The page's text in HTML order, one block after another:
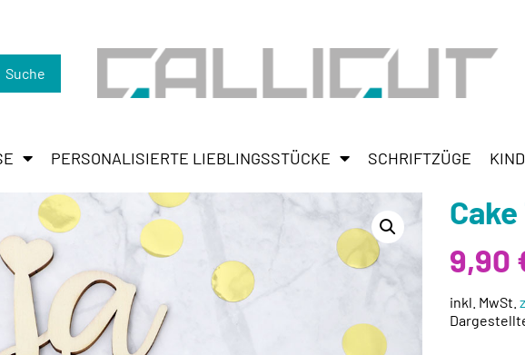
Suche
PERSONALISIERTE LIEBLINGSSTÜCKE SCHRIFTZÜGE
9,90
inkl. MwSt.